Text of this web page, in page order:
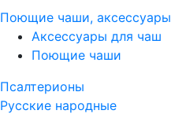
Поющие чаши, аксессуары
Аксессуары для чаш
Поющие чаши
Псалтерионы
Русские народные